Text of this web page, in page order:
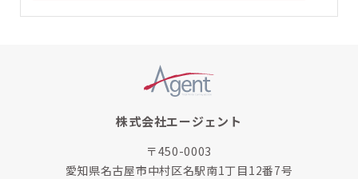
株式会社エージェント
〒450-0003
愛知県名古屋市中村区名駅南1丁目12番7号